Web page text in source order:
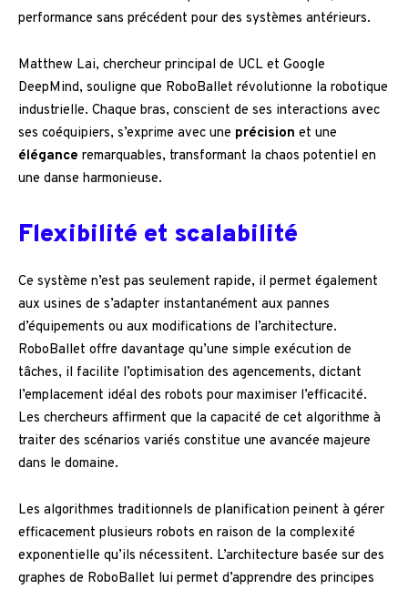
performance sans précédent pour des systèmes antérieurs.
Matthew Lai, chercheur principal de UCL et Google
DeepMind, souligne que RoboBallet révolutionne la robotique
industrielle. Chaque bras, conscient de ses interactions avec
ses coéquipiers, s’exprime avec une précision et une
élégance remarquables, transformant la chaos potentiel en
une danse harmonieuse.
Flexibilité et scalabilité
Ce système n’est pas seulement rapide, il permet également
aux usines de s’adapter instantanément aux pannes
d’équipements ou aux modifications de l’architecture.
RoboBallet offre davantage qu’une simple exécution de
tâches, il facilite l’optimisation des agencements, dictant
l’emplacement idéal des robots pour maximiser l’efficacité.
Les chercheurs affirment que la capacité de cet algorithme à
traiter des scénarios variés constitue une avancée majeure
dans le domaine.
Les algorithmes traditionnels de planification peinent à gérer
efficacement plusieurs robots en raison de la complexité
exponentielle qu’ils nécessitent. L’architecture basée sur des
graphes de RoboBallet lui permet d’apprendre des principes